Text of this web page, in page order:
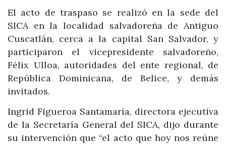
El acto de traspaso se realizó en la sede del
SICA en la localidad salvadoreña de Antiguo
Cuscatlán, cerca a la capital San Salvador, y
participaron el vicepresidente salvadoreño,
Félix Ulloa, autoridades del ente regional, de
República Dominicana, de Belice, y demás
invitados.
Ingrid Figueroa Santamaría, directora ejecutiva
de la Secretaría General del SICA, dijo durante
su intervención que “el acto que hoy nos reúne